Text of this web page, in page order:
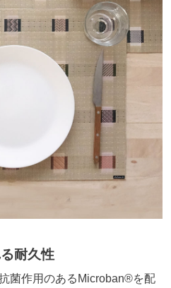
耐久性
菌作用のあるMicroban®を配